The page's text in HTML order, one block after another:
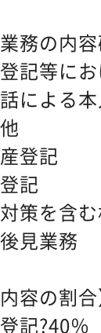
務の内容
記等に
話による
登記
記
策を含
見業務
容の割合
記?40％